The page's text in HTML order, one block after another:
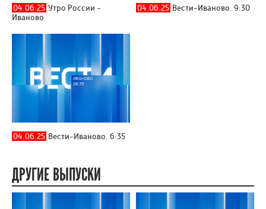
04.06.25 Утро России -
Иваново
04.06.25 Вести-Иваново. 9:30
04.06.25 Вести-Иваново. 6:35
ДРУГИЕ ВЫПУСКИ